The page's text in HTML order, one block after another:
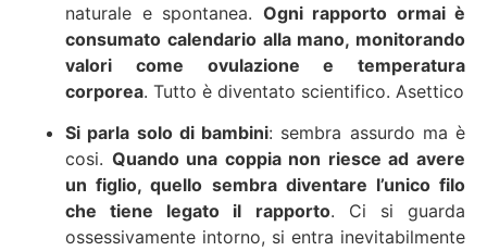
naturale e spontanea. Ogni rapporto ormai è
consumato calendario alla mano, monitorando
valori come ovulazione e temperatura
corporea. Tutto è diventato scientifico. Asettico
Si parla solo di bambini: sembra assurdo ma è
cosi. Quando una coppia non riesce ad avere
un figlio, quello sembra diventare l’unico filo
che tiene legato il rapporto. Ci si guarda
ossessivamente intorno, si entra inevitabilmente